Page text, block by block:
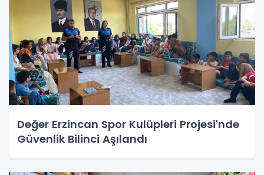
Değer Erzincan Spor Kulüpleri Projesi'nde
Güvenlik Bilinci Aşılandı